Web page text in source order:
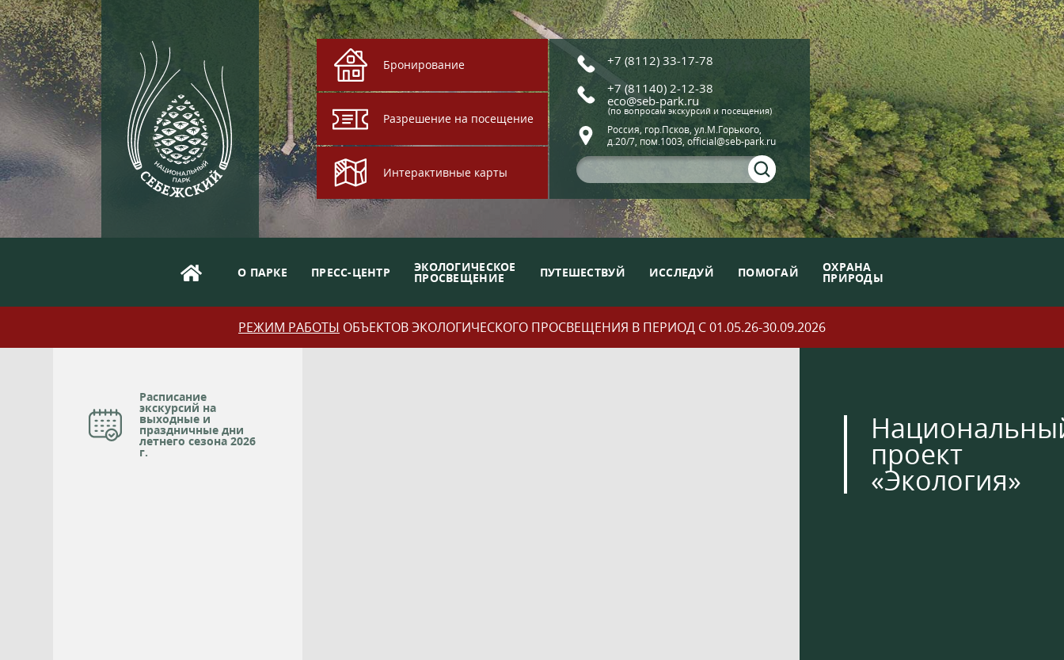
Бронирование
Разрешение на посещение
Интерактивные карты
+7 (8112) 33-17-78
+7 (81140) 2-12-38
eco@seb-park.ru
(по вопросам экскурсий и посещения)
Россия, гор.Псков, ул.М.Горького,
д.20/7, пом.1003, official@seb-park.ru
О ПАРКЕ ПРЕСС-ЦЕНТР ЭКОЛОГИЧЕСКОЕ
ПРОСВЕЩЕНИЕ ПУТЕШЕСТВУЙ ИССЛЕДУЙ ПОМОГАЙ ОХРАНА
ПРИРОДЫ
РЕЖИМ РАБОТЫ ОБЪЕКТОВ ЭКОЛОГИЧЕСКОГО ПРОСВЕЩЕНИЯ В ПЕРИОД С 01.05.26-30.09.2026
Расписание
экскурсий на
выходные и
праздничные дни
летнего сезона 2026
г. проект
«Экология»